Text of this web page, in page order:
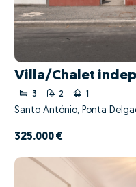
Villa/Chalet
3 2 1
Santo António, Ponta
325.000 €